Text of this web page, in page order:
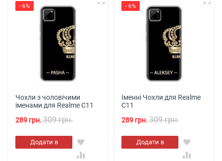
- 6%
Чохли з чоловічими
іменами для Realme C11
289 грн. 309 грн.
Додати в
кошик
- 6%
Іменні Чохли для Realme
C11
289 грн. 309 грн.
Додати в
кошик